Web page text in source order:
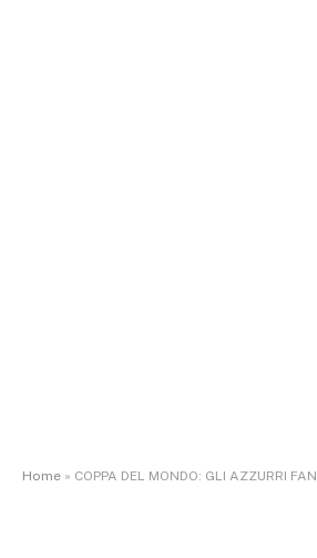
Home » COPPA DEL MONDO: GLI AZZURRI FANNO ROTTA SU PRAGA